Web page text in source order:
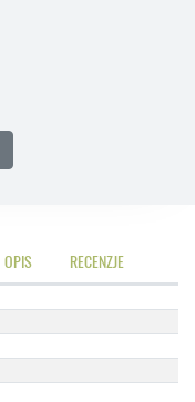
OPIS RECENZJE